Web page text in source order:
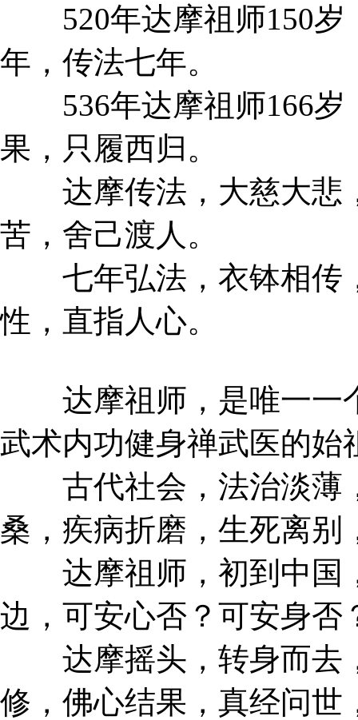
520年达摩祖师150岁
年，传法七年。
536年达摩祖师166岁
果，只履西归。
达摩传法，大慈大悲
苦，舍己渡人。
七年弘法，衣钵相传
性，直指人心。
达摩祖师，是唯一一
武术内功健身禅武医的始
古代社会，法治淡薄
桑，疾病折磨，生死离别
达摩祖师，初到中国
边，可安心否？可安身否
达摩摇头，转身而去
修，佛心结果，真经问世